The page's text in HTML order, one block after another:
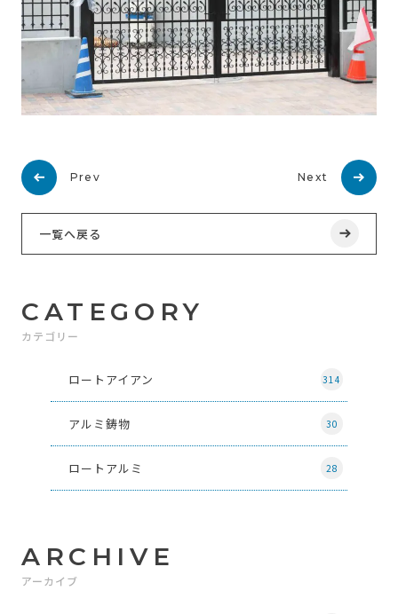
Prev Next
一覧へ戻る
CATEGORY
カテゴリー
ロートアイアン 314
アルミ鋳物 30
ロートアルミ 28
ARCHIVE
アーカイブ